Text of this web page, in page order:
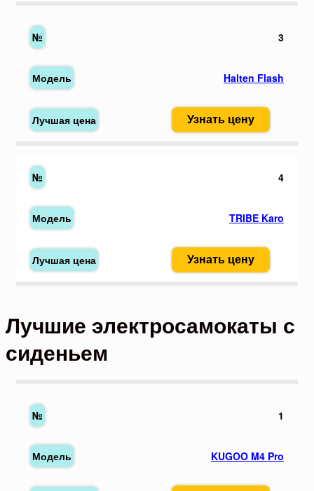
3
Halten Flash
Узнать цену
4
TRIBE Karo
Узнать цену
Лучшие электросамокаты с
сиденьем
1
KUGOO M4 Pro